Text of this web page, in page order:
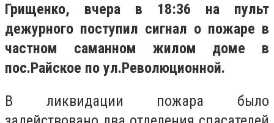
Грищенко, вчера в 18:36 на пульт
дежурного поступил сигнал о пожаре в
частном саманном жилом доме в
пос.Райское по ул.Революционной.
В ликвидации пожара было